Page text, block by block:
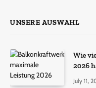
UNSERE AUSWAHL
Wie
2026
July 11,